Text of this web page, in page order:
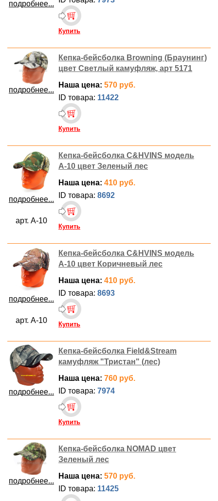
подробнее...
Купить
подробнее...
Кепка-бейсболка Browning (Браунинг)
цвет Светлый камуфляж, арт 5171
Наша цена: 570 руб.
ID товара: 11422
Купить
подробнее...
арт. А-10
Кепка-бейсболка C&HVINS модель
А-10 цвет Зеленый лес
Наша цена: 410 руб.
ID товара: 8692
Купить
подробнее...
арт. А-10
Кепка-бейсболка C&HVINS модель
А-10 цвет Коричневый лес
Наша цена: 410 руб.
ID товара: 8693
Купить
подробнее...
Кепка-бейсболка Field&Stream
камуфляж "Тристан" (лес)
Наша цена: 760 руб.
ID товара: 7974
Купить
подробнее...
Кепка-бейсболка NOMAD цвет
Зеленый лес
Наша цена: 570 руб.
ID товара: 11425